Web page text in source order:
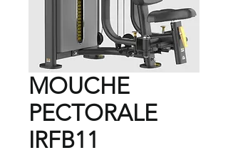
MOUCHE
PECTORALE
IRFB11